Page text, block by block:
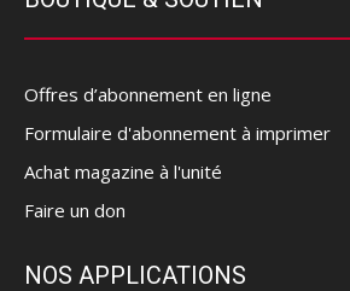
Offres d’abonnement en ligne
Formulaire d'abonnement à imprimer
Achat magazine à l'unité
Faire un don
NOS APPLICATIONS